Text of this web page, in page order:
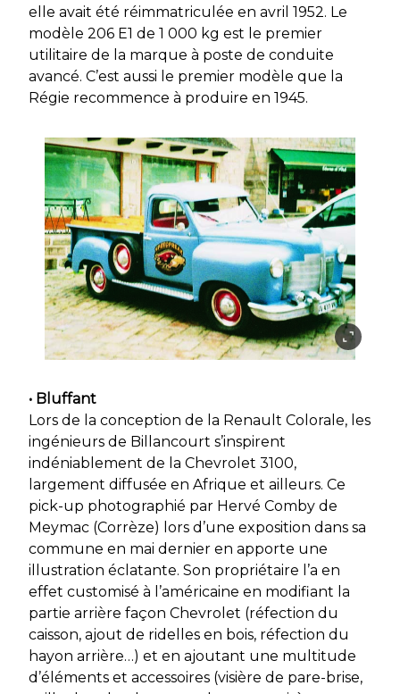
elle avait été réimmatriculée en avril 1952. Le
modèle 206 E1 de 1 000 kg est le premier
utilitaire de la marque à poste de conduite
avancé. C’est aussi le premier modèle que la
Régie recommence à produire en 1945.
• Bluffant
Lors de la conception de la Renault Colorale, les
ingénieurs de Billancourt s’inspirent
indéniablement de la Chevrolet 3100,
largement diffusée en Afrique et ailleurs. Ce
pick-up photographié par Hervé Comby de
Meymac (Corrèze) lors d’une exposition dans sa
commune en mai dernier en apporte une
illustration éclatante. Son propriétaire l’a en
effet customisé à l’américaine en modifiant la
partie arrière façon Chevrolet (réfection du
caisson, ajout de ridelles en bois, réfection du
hayon arrière…) et en ajoutant une multitude
d’éléments et accessoires (visière de pare-brise,